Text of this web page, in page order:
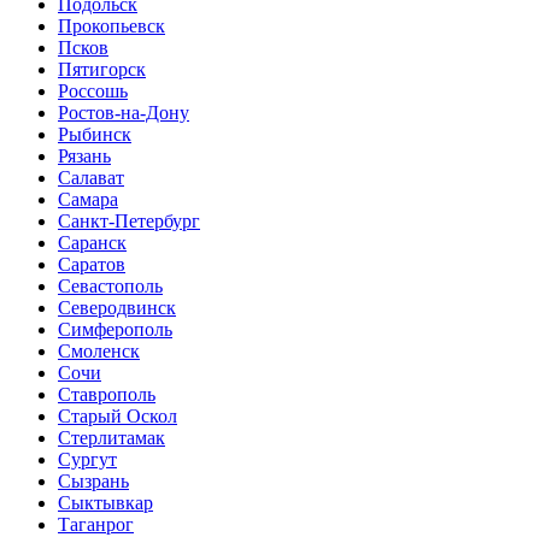
Прокопьевск
Псков
Пятигорск
Россошь
Ростов-на-Дону
Рыбинск
Рязань
Салават
Самара
Санкт-Петербург
Саранск
Саратов
Севастополь
Северодвинск
Симферополь
Смоленск
Сочи
Ставрополь
Старый Оскол
Стерлитамак
Сургут
Сызрань
Сыктывкар
Таганрог